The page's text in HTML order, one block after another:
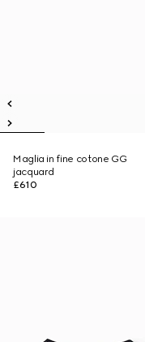
Maglia in fine cotone GG
jacquard
£610